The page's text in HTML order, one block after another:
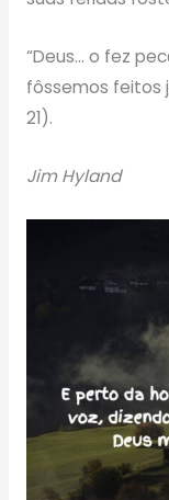
“Deus… o fez
fôssemos feitos
21).
Jim Hyland